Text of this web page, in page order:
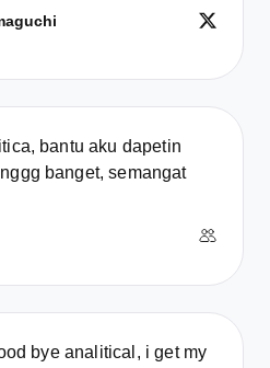
bantu aku dapetin
banget, semangat
bye analitical, i get my